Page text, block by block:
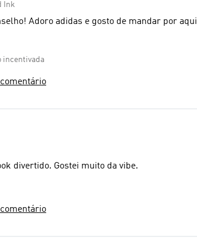
Ink
Adoro adidas e gosto de mandar por aqui
incentivada
divertido. Gostei muito da vibe.